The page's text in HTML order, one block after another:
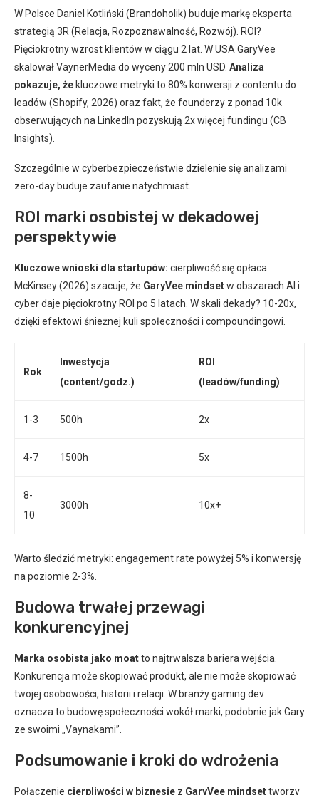
W Polsce Daniel Kotliński (Brandoholik) buduje markę eksperta
strategią 3R (Relacja, Rozpoznawalność, Rozwój). ROI?
Pięciokrotny wzrost klientów w ciągu 2 lat. W USA GaryVee
skalował VaynerMedia do wyceny 200 mln USD. Analiza
pokazuje, że kluczowe metryki to 80% konwersji z contentu do
leadów (Shopify, 2026) oraz fakt, że founderzy z ponad 10k
obserwujących na LinkedIn pozyskują 2x więcej fundingu (CB
Insights).
Szczególnie w cyberbezpieczeństwie dzielenie się analizami
zero-day buduje zaufanie natychmiast.
ROI marki osobistej w dekadowej
perspektywie
Kluczowe wnioski dla startupów: cierpliwość się opłaca.
McKinsey (2026) szacuje, że GaryVee mindsetw obszarach AI i
cyber daje pięciokrotny ROI po 5 latach. W skali dekady? 10-20x,
dzięki efektowi śnieżnej kuli społeczności i compoundingowi.
Rok
Inwestycja
(content/godz.)
ROI
(leadów/funding)
1-3 500h 2x
4-7 1500h 5x
8-
10
3000h 10x+
Warto śledzić metryki: engagement rate powyżej 5% i konwersję
na poziomie 2-3%.
Budowa trwałej przewagi
konkurencyjnej
Marka osobista jako moatto najtrwalsza bariera wejścia.
Konkurencja może skopiować produkt, ale nie może skopiować
twojej osobowości, historii i relacji. W branży gaming dev
oznacza to budowę społeczności wokół marki, podobnie jak Gary
ze swoimi „Vaynakami”.
Podsumowanie i kroki do wdrożenia
Połączenie cierpliwości w biznesie z GaryVee mindsettworzy